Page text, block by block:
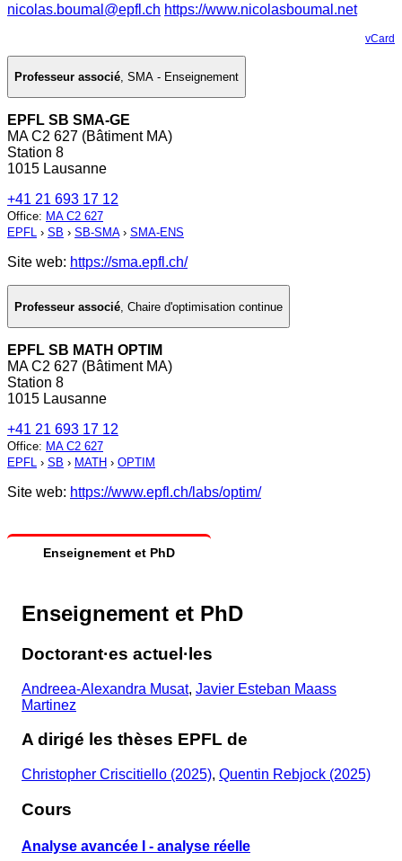
nicolas.boumal@epfl.ch https://www.nicolasboumal.net
vCard
Professeur associé, SMA - Enseignement
EPFL SB SMA-GE
MA C2 627 (Bâtiment MA)
Station 8
1015 Lausanne
+41 21 693 17 12
Office: MA C2 627
EPFL › SB › SB-SMA› SMA-ENS
Site web: https://sma.epfl.ch/
Professeur associé Chaire d'optimisation continue
EPFL SB MATH OPTIM
MA C2 627 (Bâtiment MA)
Station 8
1015 Lausanne
+41 21 693 17 12
Office: MA C2 627
EPFL › SB › MATH › OPTIM
Site web: https://www.epfl.ch/labs/optim/
Enseignement et PhD
Enseignement et PhD
Doctorant·es actuel·les
Andreea-Alexandra Musat, Javier Esteban Maass
Martinez
A dirigé les thèses EPFL de
Christopher Criscitiello (2025), Quentin Rebjock (2025)
Cours
Analyse avancée I - analyse réelle